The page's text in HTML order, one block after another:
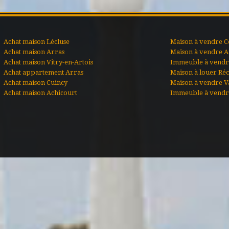
Achat maison Lécluse
Achat maison Arras
Achat maison Vitry-en-Artois
Achat appartement Arras
Achat maison Cuincy
Achat maison Achicourt
Maison à vendre
Maison à vendre
Immeuble à
Maison à louer
Maison à vendre
Immeuble à